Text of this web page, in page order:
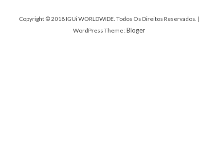
Copyright © 2018 IGUi WORLDWIDE. Todos Os Direitos Reservados. |
WordPress Theme :Bloger